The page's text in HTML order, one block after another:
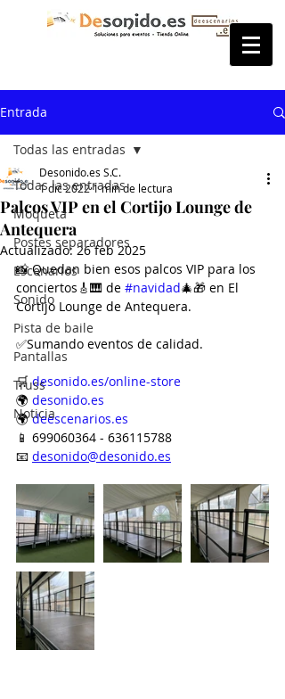
Entrada
Todas las entradas
Moqueta
Postes separadores
Escenarios
Sonido
Pista de baile
Pantallas
Truss
Noticia
Todas las entradas
Palcos VIP en el Cortijo Lounge de
Antequera
Desonido.es S.C.
1 dic 20221 min de lectura
Actualizado:26 feb 2025
📸 Quedan bien esos palcos VIP para los
conciertos🎸🎹 de #navidad🎄🎁 en El
Cortijo Lounge de Antequera.
✅Sumando eventos de calidad.
🛒 desonido.es/online-store
🌍 desonido.es
🌍 deescenarios.es
📱 699060364 - 636115788
📧 desonido@desonido.es